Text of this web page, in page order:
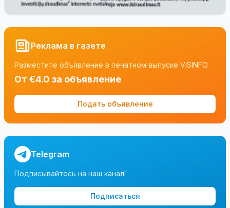
Реклама в газете
Разместите объявление в печатном выпуске VISINFO
От €4.0 за объявление
Подать объявление
Telegram
Подписывайтесь на наш канал!
Подписаться